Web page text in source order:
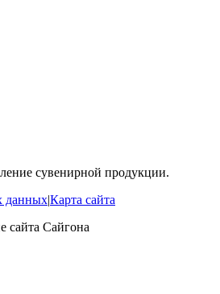
сувенирной продукции.
данных|Карта сайта
сайта Сайгона